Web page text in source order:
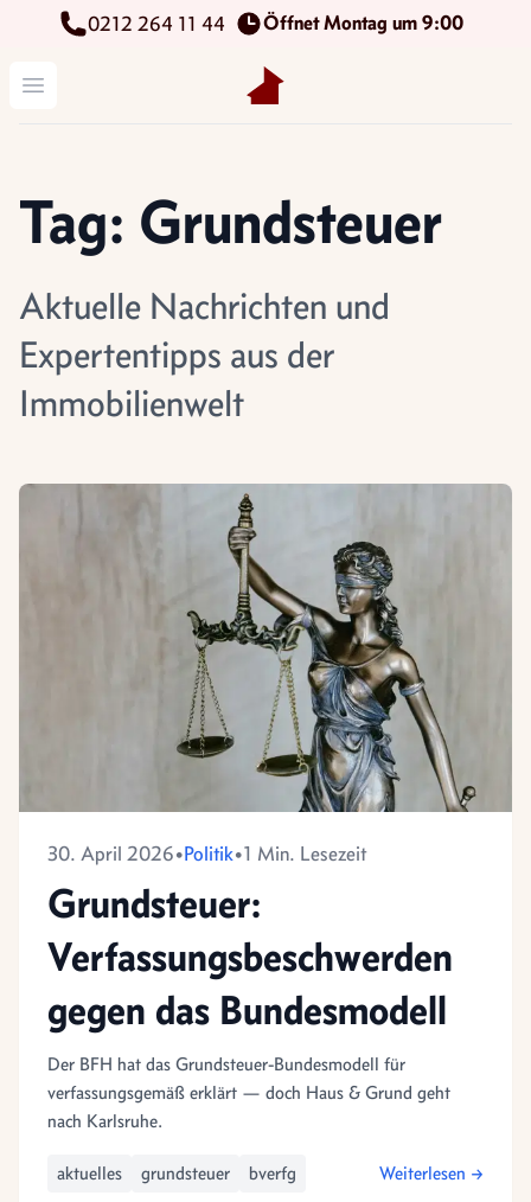
0212 264 11 44 Öffnet Montag um 9:00
Menü öffnen Kettenbach Immobilien GmbH
Tag: Grundsteuer
Aktuelle Nachrichten und
Expertentipps aus der
Immobilienwelt
30. April 2026•Politik•1 Min. Lesezeit
Grundsteuer:
Verfassungsbeschwerden
gegen das Bundesmodell
Der BFH hat das Grundsteuer-Bundesmodell für
verfassungsgemäß erklärt — doch Haus & Grund geht
nach Karlsruhe.
aktuelles grundsteuer bverfg Weiterlesen →